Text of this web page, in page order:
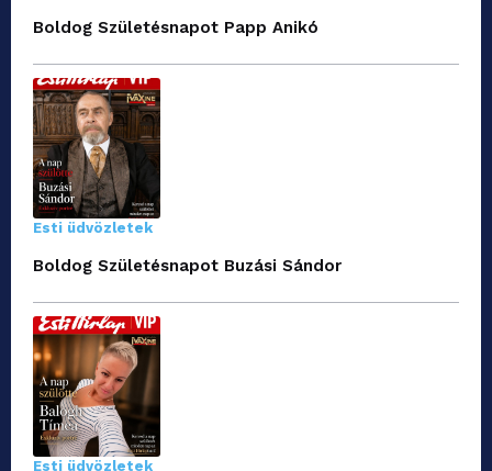
Boldog Születésnapot Papp Anikó
Esti üdvözletek
Boldog Születésnapot Buzási Sándor
Esti üdvözletek